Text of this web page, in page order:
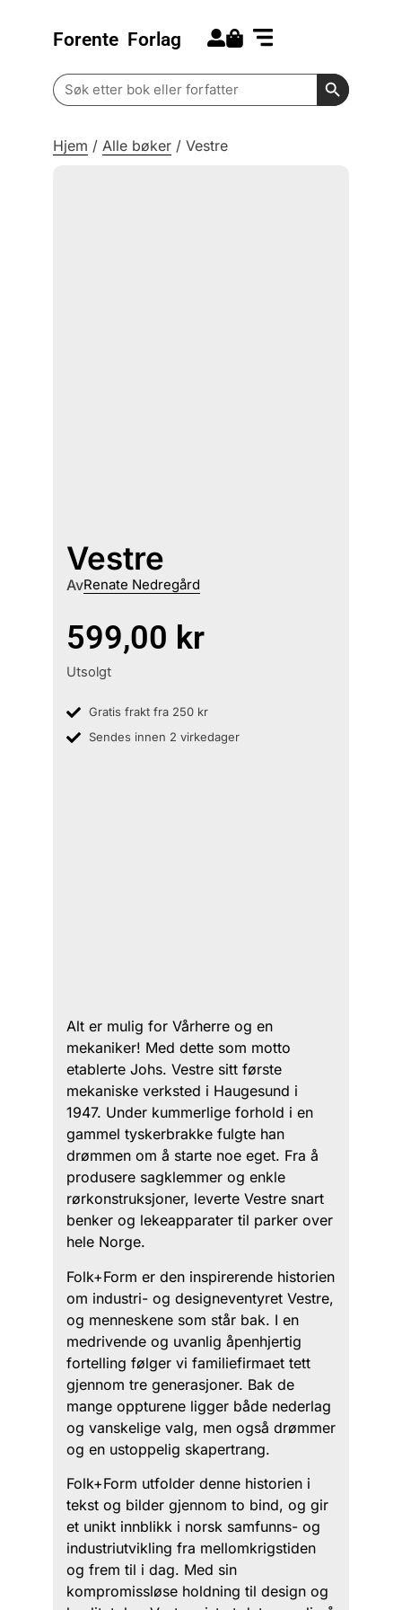
Forente Forlag
Search
for:
Search
Hjem / Alle bøker / Vestre
Vestre
AvRenate Nedregård
599,00 kr
Utsolgt
Gratis frakt fra 250 kr
Sendes innen 2 virkedager
Alt er mulig for Vårherre og en
mekaniker! Med dette som motto
etablerte Johs. Vestre sitt første
mekaniske verksted i Haugesund i
1947. Under kummerlige forhold i en
gammel tyskerbrakke fulgte han
drømmen om å starte noe eget. Fra å
produsere sagklemmer og enkle
rørkonstruksjoner, leverte Vestre snart
benker og lekeapparater til parker over
hele Norge.
Folk+Form er den inspirerende historien
om industri- og designeventyret Vestre,
og menneskene som står bak. I en
medrivende og uvanlig åpenhjertig
fortelling følger vi familiefirmaet tett
gjennom tre generasjoner. Bak de
mange oppturene ligger både nederlag
og vanskelige valg, men også drømmer
og en ustoppelig skapertrang.
Folk+Form utfolder denne historien i
tekst og bilder gjennom to bind, og gir
et unikt innblikk i norsk samfunns- og
industriutvikling fra mellomkrigstiden
og frem til i dag. Med sin
kompromissløse holdning til design og